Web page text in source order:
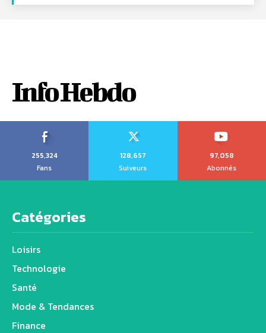
Info Hebdo
255,324
Fans
128,657
Suiveurs
97,058
Abonnés
Catégories
Loisirs
Technologie
Santé
Mode & Tendances
Finance